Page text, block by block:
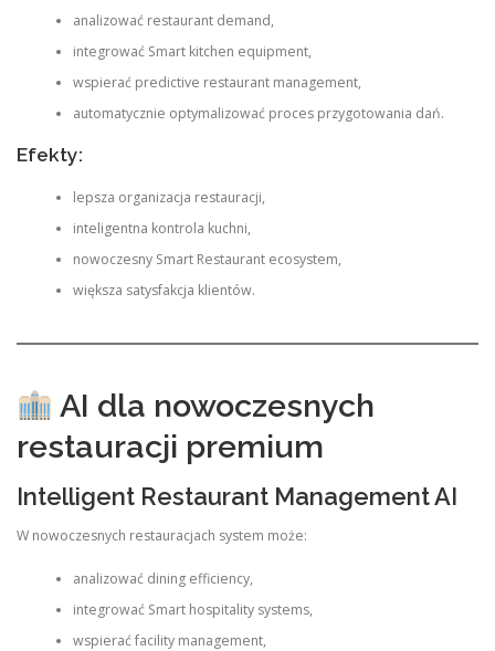
analizować restaurant demand,
integrować Smart kitchen equipment,
wspierać predictive restaurant management,
automatycznie optymalizować proces przygotowania dań.
Efekty:
lepsza organizacja restauracji,
inteligentna kontrola kuchni,
nowoczesny Smart Restaurant ecosystem,
większa satysfakcja klientów.
AI dla nowoczesnych
restauracji premium
Intelligent Restaurant Management AI
W nowoczesnych restauracjach system może:
analizować dining efficiency,
integrować Smart hospitality systems,
wspierać facility management,